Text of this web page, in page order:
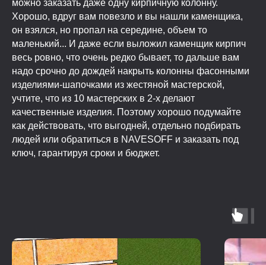
можно заказать даже одну кирпичную колонну.
Хорошо, вдруг вам повезло и вы нашли каменщика,
он взялся, но пропал на середине, объем то
маленький... И даже если выложил каменщик кирпич
весь ровно, что очень редко бывает, то дальше вам
надо срочно до дождей накрыть колонны фасонными
изделиями-шапочками из жестяной мастерской,
учтите, что из 10 мастерских в 2-х делают
качественные изделия. Поэтому хорошо подумайте
как действовать, что выгодней, отдельно подбирать
людей или обратиться в NAVESOFF и заказать под
ключ, гарантируя сроки и бюджет.